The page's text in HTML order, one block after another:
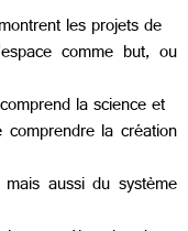
les projets de
comme but, ou
la science et
comprendre la création
aussi du système